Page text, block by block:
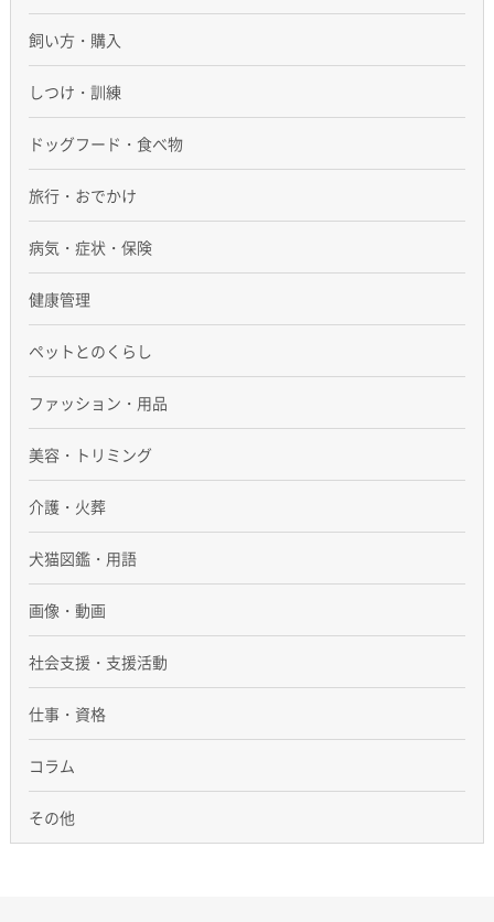
飼い方・購入
しつけ・訓練
ドッグフード・食べ物
旅行・おでかけ
病気・症状・保険
健康管理
ペットとのくらし
ファッション・用品
美容・トリミング
介護・火葬
犬猫図鑑・用語
画像・動画
社会支援・支援活動
仕事・資格
コラム
その他